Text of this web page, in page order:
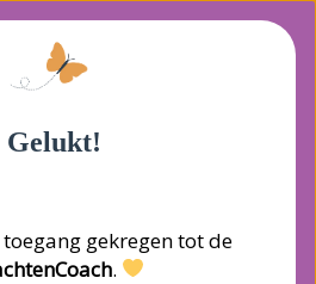
Gelukt!
gekregen tot de
.